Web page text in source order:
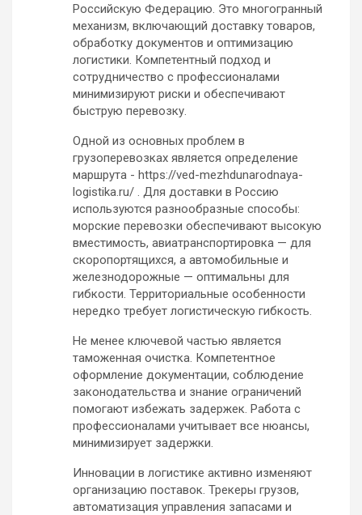
Российскую Федерацию. Это многогранный
механизм, включающий доставку товаров,
обработку документов и оптимизацию
логистики. Компетентный подход и
сотрудничество с профессионалами
минимизируют риски и обеспечивают
быструю перевозку.
Одной из основных проблем в
грузоперевозках является определение
маршрута - https://ved-mezhdunarodnaya-
logistika.ru/ . Для доставки в Россию
используются разнообразные способы:
морские перевозки обеспечивают высокую
вместимость, авиатранспортировка — для
скоропортящихся, а автомобильные и
железнодорожные — оптимальны для
гибкости. Территориальные особенности
нередко требует логистическую гибкость.
Не менее ключевой частью является
таможенная очистка. Компетентное
оформление документации, соблюдение
законодательства и знание ограничений
помогают избежать задержек. Работа с
профессионалами учитывает все нюансы,
минимизирует задержки.
Инновации в логистике активно изменяют
организацию поставок. Трекеры грузов,
автоматизация управления запасами и